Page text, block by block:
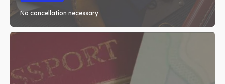
Apostille
Penerjemah
Blog
Apostille
Penerjemah
Blog
No cancellation necessary